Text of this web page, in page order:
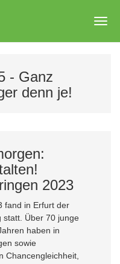
- Ganz
denn je!
2023
fand in Erfurt der
statt. Über 70 junge
haben in
sowie
Chancengleichheit,